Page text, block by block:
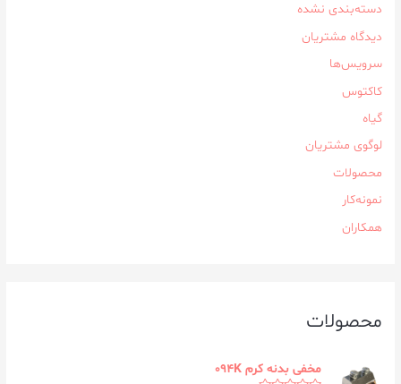
دسته‌بندی نشده
دیدگاه مشتریان
سرویس‌ها
کاکتوس
گیاه
لوگوی مشتریان
محصولات
نمونه‌کار
همکاران
محصولات
مخفی بدنه کرم ۰۹۴K